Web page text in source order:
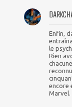
Enfin,
le
Rien
encore
Marvel.